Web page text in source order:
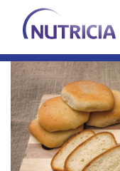
Hopp til innholdet
Nutricia.no